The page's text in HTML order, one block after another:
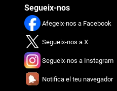
Segueix-nos
Afegeix-nos a Facebook
Segueix-nos a X
Segueix-nos a Instagram
Notifica el teu navegador